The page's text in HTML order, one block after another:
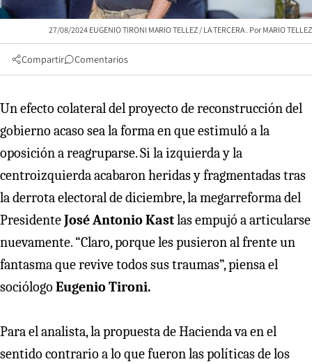
27/08/2024 EUGENIO TIRONI MARIO TELLEZ / LA TERCERA MARIO TELLEZ
Compartir Comentarios
Un efecto colateral del proyecto de reconstrucción del
gobierno acaso sea la forma en que estimuló a la
oposición a reagruparse. Si la izquierda y la
centroizquierda acabaron heridas y fragmentadas tras
la derrota electoral de diciembre, la megarreforma del
PresidenteJosé Antonio Kastlas empujó a articularse
nuevamente. “Claro, porque les pusieron al frente un
fantasma que revive todos sus traumas”, piensa el
sociólogo Eugenio Tironi.
Para el analista, la propuesta de Hacienda va en el
sentido contrario a lo que fueron las políticas de los